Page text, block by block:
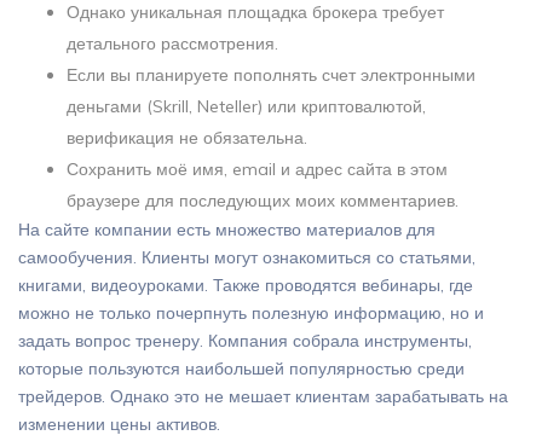
Однако уникальная площадка брокера требует
детального рассмотрения.
Если вы планируете пополнять счет электронными
деньгами (Skrill, Neteller) или криптовалютой,
верификация не обязательна.
Сохранить моё имя, email и адрес сайта в этом
браузере для последующих моих комментариев.
На сайте компании есть множество материалов для
самообучения. Клиенты могут ознакомиться со статьями,
книгами, видеоуроками. Также проводятся вебинары, где
можно не только почерпнуть полезную информацию, но и
задать вопрос тренеру. Компания собрала инструменты,
которые пользуются наибольшей популярностью среди
трейдеров. Однако это не мешает клиентам зарабатывать на
изменении цены активов.